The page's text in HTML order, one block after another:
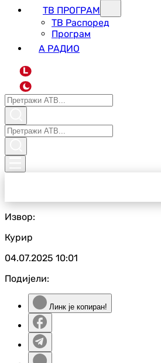
ТВ ПРОГРАМ
ТВ Распоред
Програм
А РАДИО
L
Извор:
Курир
04.07.2025 10:01
Подијели:
Линк је копиран!